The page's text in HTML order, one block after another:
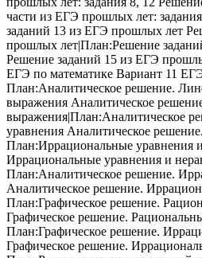
части из ЕГЭ прошлых лет:
заданий 13 из ЕГЭ прошлых лет
прошлых лет|План:Решение
Решение заданий 15 из ЕГЭ
ЕГЭ по математике Вариант 11
План:Аналитическое решение.
выражения Аналитическое
выражения|План:Аналитическое
уравнения Аналитическое
План:Иррациональные уравнения и
Иррациональные уравнения и
План:Аналитическое решение.
Аналитическое решение.
План:Графическое решение.
Графическое решение.
План:Графическое решение.
Графическое решение.